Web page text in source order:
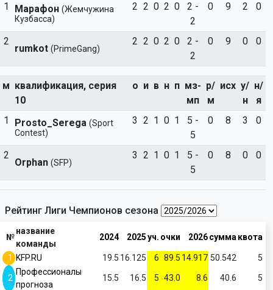
1
Марафон (Жемчужина
Кузбасса)
2 2 0 2 0
2 -
2
0 9 2 0
2
rumkot (PrimeGang)
2 2 0 2 0
2 -
2
0 9 0 0
м квалификация, серия
10
о и в н п мз-
мп
р/
м
исх у/
н
н/
я
1
Prosto_Serega (Sport
Contest)
3 2 1 0 1
5 -
5
0 8 3 0
2
Orphan (SFP)
3 2 1 0 1
5 -
5
0 8 0 0
Рейтинг Лиги Чемпионов сезона
№
название
команды
2024 2025уч. очки 2026сумма квота
1 KFP.RU 19.5 16.125 6 89.5 14.917 50.542 5
2
Профессионалы
прогноза
15.5 16.5 5 43.0 8.6 40.6 5